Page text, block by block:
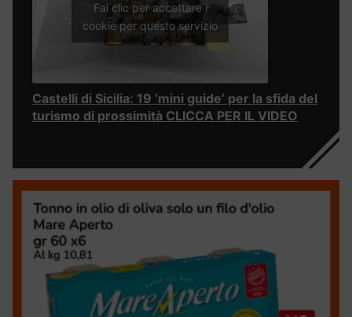
Fai clic per accettare i
cookie per questo servizio
Castelli di Sicilia: 19 ‘mini guide’ per la sfida del
turismo di prossimità CLICCA PER IL VIDEO